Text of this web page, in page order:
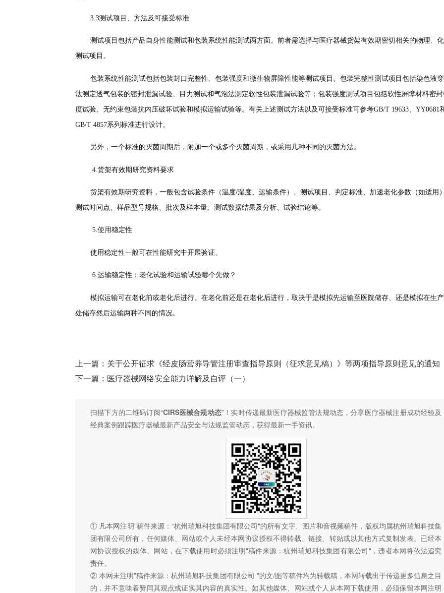
3.3测试项目、方法及可接受标准
测试项目包括产品自身性能测试和包装系统性能测试两方面。前者需选择与医疗器械货架有效期密切相关的物理、
测试项目。
包装系统性能测试包括包装封口完整性、包装强度和微生物屏障性能等测试项目。包装完整性测试项目包括染色液
法测定透气包装的密封泄漏试验、目力测试和气泡法测定软性包装泄漏试验等；包装强度测试项目包括软性屏障材料密
度试验、无约束包装抗内压破坏试验和模拟运输试验等。有关上述测试方法以及可接受标准可参考GB/T 19633、YY0681
GB/T 4857系列标准进行设计。
另外，一个标准的灭菌周期后，附加一个或多个灭菌周期，或采用几种不同的灭菌方法。
4. 货架有效期研究资料要求
货架有效期研究资料，一般包含试验条件（温度/湿度、运输条件）、测试项目、判定标准、加速老化参数（如适用
测试时间点、样品型号规格、批次及样本量、测试数据结果及分析、试验结论等。
5.使用稳定性
使用稳定性一般可在性能研究中开展验证。
6.运输稳定性 ：老化试验和运输试验哪个先做？
模拟运输可在老化前或老化后进行。在老化前还是在老化后进行，取决于是模拟先运输至医院储存、还是模拟在生
处储存然后运输两种不同的情况。
上一篇： 关于公开征求《经皮肠营养导管注册审查指导原则（征求意见稿）》等两项指导原则意见的通知
下一篇： 医疗器械网络安全能力详解及自评（一）
扫描下方的二维码订阅“CIRS医械合规动态”！ 实时传递最新医疗器械监管法规动态，分享医疗器械注册成功经验及
经典案例跟踪医疗器械最新产品安全与法规监管动态， 获得最新一手资讯。
① 凡本网注明"稿件来源：“杭州瑞旭科技集团有限公司"的所有文字、图片和音视频稿件，版权均属杭州瑞旭科技集
团有限公司所有，任何媒体、网站或个人未经本网协议授权不得转载、链接、转贴或以其他方式复制发表。已经本
网协议授权的媒体、网站，在下载使用时必须注明"稿件来源：杭州瑞旭科技集团有限公司"，违者本网将依法追究
责任。
② 本网未注明"稿件来源：杭州瑞旭科技集团有限公司 "的文/图等稿件均为转载稿，本网转载出于传递更多信息之目
的，并不意味着赞同其观点或证实其内容的真实性。如其他媒体、网站或个人从本网下载使用，必须保留本网注明